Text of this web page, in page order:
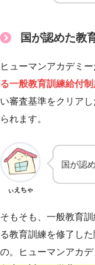
国が認めた教
ヒューマンアカデミ
る一般教育訓練給付
い審査基準をクリア
られます。
ぃえちゃ
国が認
そもそも、一般教育
る教育訓練を修了し
の。ヒューマンアカ